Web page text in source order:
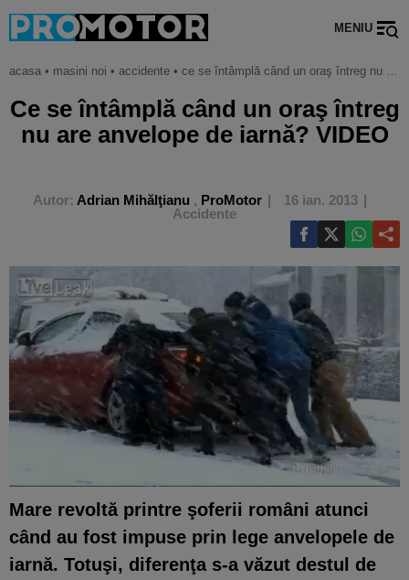
MENIU
acasa • masini noi • accidente • ce se întâmplă când un oraş întreg nu are anvelope de iarnă? video
Ce se întâmplă când un oraş întreg
nu are anvelope de iarnă? VIDEO
Autor: Adrian Mihălţianu , ProMotor
16 ian. 2013
Accidente
Mare revoltă printre şoferii români atunci
când au fost impuse prin lege anvelopele de
iarnă. Totuşi, diferenţa s-a văzut destul de